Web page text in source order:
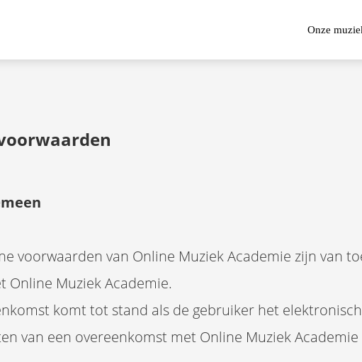
Onze
voorwaarden van Online Muziek Academie zijn van
Online Muziek Academie.
komt tot stand als de gebruiker het
van een overeenkomst met Online Muziek